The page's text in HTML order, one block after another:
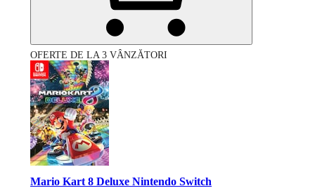
OFERTE DE LA 3 VÂNZĂTORI
Mario Kart 8 Deluxe Nintendo Switch